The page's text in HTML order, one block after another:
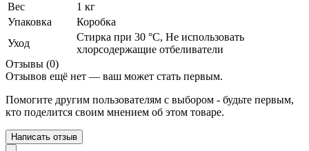
Вес
1 кг
Упаковка
Коробка
Уход
Стирка при 30 °С, Не использовать
хлорсодержащие отбеливатели
Отзывы (0)
Отзывов ещё нет — ваш может стать первым.
Помогите другим пользователям с выбором - будьте первым,
кто поделится своим мнением об этом товаре.
Написать отзыв